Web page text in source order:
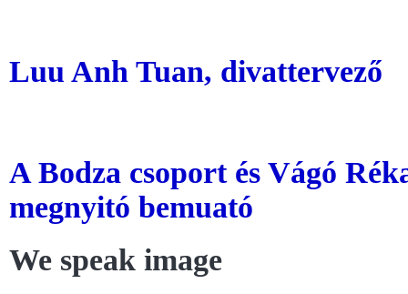
Luu Anh Tuan, divattervező
A Bodza csoport és Vágó
megnyitó bemuató
We speak image